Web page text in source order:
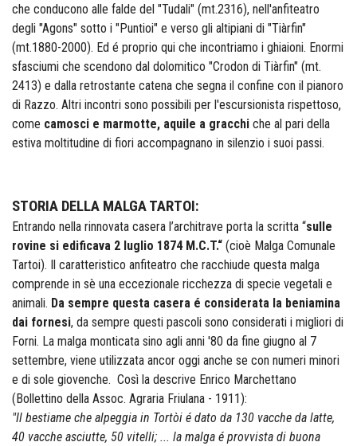
che conducono alle falde del "Tudali" (mt.2316), nell'anfiteatro
degli "Agons" sotto i "Puntioi" e verso gli altipiani di "Tiàrfin"
(mt.1880-2000). Ed é proprio qui che incontriamo i ghiaioni. Enormi
sfasciumi che scendono dal dolomitico "Crodon di Tiàrfin" (mt.
2413) e dalla retrostante catena che segna il confine con il pianoro
di Razzo. Altri incontri sono possibili per l'escursionista rispettoso,
come camosci e marmotte, aquile a gracchi che al pari della
estiva moltitudine di fiori accompagnano in silenzio i suoi passi.
STORIA DELLA MALGA TARTOI:
Entrando nella rinnovata casera l’architrave porta la scritta “sulle
rovine si edificava 2 luglio 1874 M.C.T.“ (cioè Malga Comunale
Tartoi). Il caratteristico anfiteatro che racchiude questa malga
comprende in sè una eccezionale ricchezza di specie vegetali e
animali. Da sempre questa casera é considerata la beniamina
dai fornesi, da sempre questi pascoli sono considerati i migliori di
Forni. La malga monticata sino agli anni '80 da fine giugno al 7
settembre, viene utilizzata ancor oggi anche se con numeri minori
e di sole giovenche. Così la descrive Enrico Marchettano
(Bollettino della Assoc. Agraria Friulana - 1911):
"Il bestiame che alpeggia in Tortòi é dato da 130 vacche da latte,
40 vacche asciutte, 50 vitelli; ... la malga é provvista di buona